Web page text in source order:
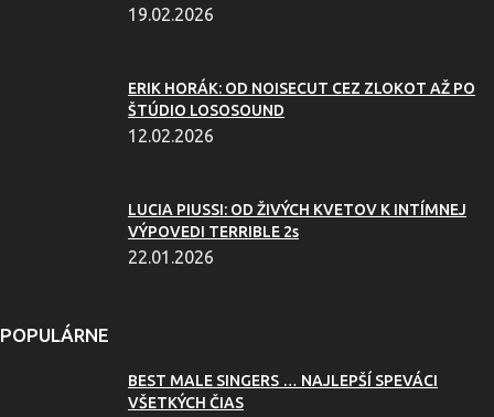
19.02.2026
ERIK HORÁK: OD NOISECUT CEZ ZLOKOT AŽ PO
ŠTÚDIO LOSOSOUND
12.02.2026
LUCIA PIUSSI: OD ŽIVÝCH KVETOV K INTÍMNEJ
VÝPOVEDI TERRIBLE 2s
22.01.2026
POPULÁRNE
BEST MALE SINGERS … NAJLEPŠÍ SPEVÁCI
VŠETKÝCH ČIAS